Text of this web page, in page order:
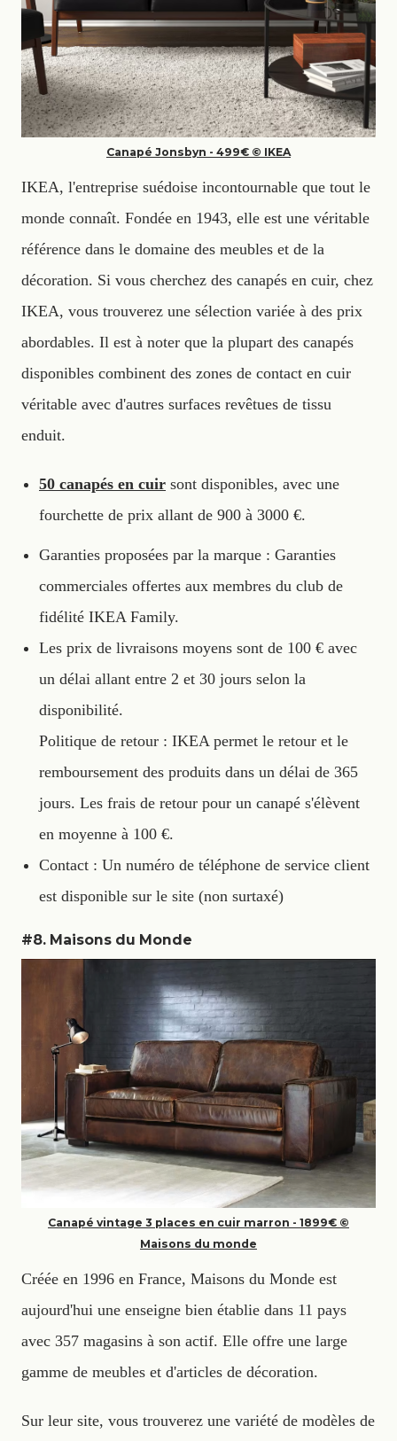
Canapé Jonsbyn - 499€ © IKEA
IKEA, l'entreprise suédoise incontournable que tout le
monde connaît. Fondée en 1943, elle est une véritable
référence dans le domaine des meubles et de la
décoration. Si vous cherchez des canapés en cuir, chez
IKEA, vous trouverez une sélection variée à des prix
abordables. Il est à noter que la plupart des canapés
disponibles combinent des zones de contact en cuir
véritable avec d'autres surfaces revêtues de tissu
enduit.
50 canapés en cuir sont disponibles, avec une
fourchette de prix allant de 900 à 3000 €.
Garanties proposées par la marque : Garanties
commerciales offertes aux membres du club de
fidélité IKEA Family.
Les prix de livraisons moyens sont de 100 € avec
un délai allant entre 2 et 30 jours selon la
disponibilité.
Politique de retour : IKEA permet le retour et le
remboursement des produits dans un délai de 365
jours. Les frais de retour pour un canapé s'élèvent
en moyenne à 100 €.
Contact : Un numéro de téléphone de service client
est disponible sur le site (non surtaxé)
#8. Maisons du Monde
Canapé vintage 3 places en cuir marron - 1899€ ©
Maisons du monde
Créée en 1996 en France, Maisons du Monde est
aujourd'hui une enseigne bien établie dans 11 pays
avec 357 magasins à son actif. Elle offre une large
gamme de meubles et d'articles de décoration.
Sur leur site, vous trouverez une variété de modèles de